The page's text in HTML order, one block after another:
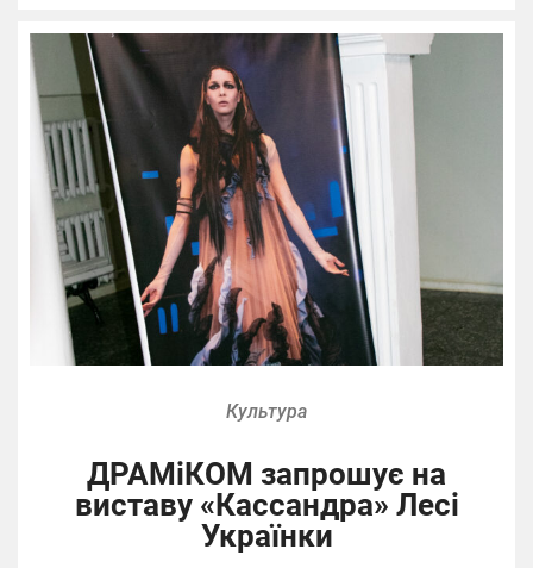
Культура
ДРАМіКОМ запрошує на
виставу «Кассандра» Лесі
Українки